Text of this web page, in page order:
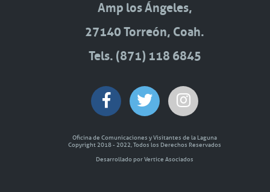
Amp los Ángeles,
27140 Torreón, Coah.
Tels. (871) 118 6845
Oficina de Comunicaciones y Visitantes de la Laguna
Copyright 2018 - 2022, Todos los Derechos Reservados
Desarrollado por Vertice Asociados